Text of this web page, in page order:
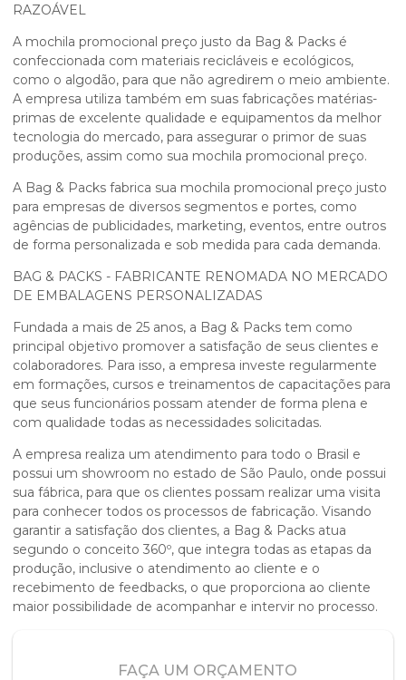
RAZOÁVEL
A mochila promocional preço justo da Bag & Packs é
confeccionada com materiais recicláveis e ecológicos,
como o algodão, para que não agredirem o meio ambiente.
A empresa utiliza também em suas fabricações matérias-
primas de excelente qualidade e equipamentos da melhor
tecnologia do mercado, para assegurar o primor de suas
produções, assim como sua mochila promocional preço.
A Bag & Packs fabrica sua mochila promocional preço justo
para empresas de diversos segmentos e portes, como
agências de publicidades, marketing, eventos, entre outros
de forma personalizada e sob medida para cada demanda.
BAG & PACKS - FABRICANTE RENOMADA NO MERCADO
DE EMBALAGENS PERSONALIZADAS
Fundada a mais de 25 anos, a Bag & Packs tem como
principal objetivo promover a satisfação de seus clientes e
colaboradores. Para isso, a empresa investe regularmente
em formações, cursos e treinamentos de capacitações para
que seus funcionários possam atender de forma plena e
com qualidade todas as necessidades solicitadas.
A empresa realiza um atendimento para todo o Brasil e
possui um showroom no estado de São Paulo, onde possui
sua fábrica, para que os clientes possam realizar uma visita
para conhecer todos os processos de fabricação. Visando
garantir a satisfação dos clientes, a Bag & Packs atua
segundo o conceito 360º, que integra todas as etapas da
produção, inclusive o atendimento ao cliente e o
recebimento de feedbacks, o que proporciona ao cliente
maior possibilidade de acompanhar e intervir no processo.
FAÇA UM ORÇAMENTO